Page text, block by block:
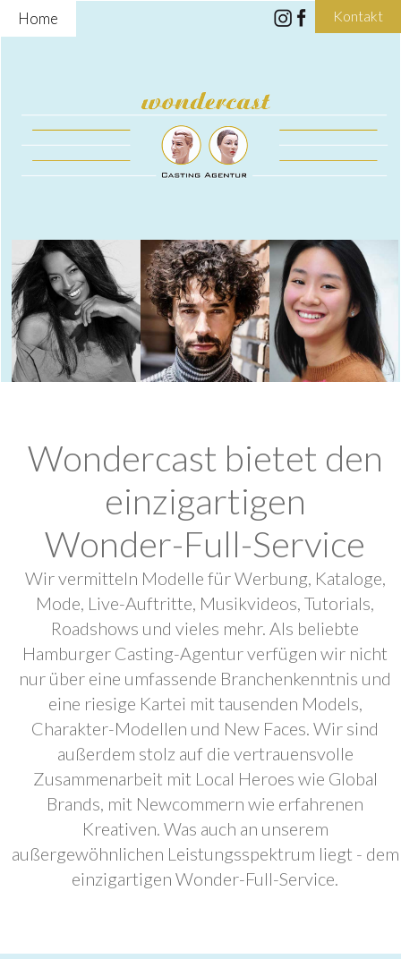
Home Kontakt
Wondercast bietet den
einzigartigen
Wonder-Full-Service
Wir vermitteln Modelle für Werbung, Kataloge,
Mode, Live-Auftritte, Musikvideos, Tutorials,
Roadshows und vieles mehr. Als beliebte
Hamburger Casting-Agentur verfügen wir nicht
nur über eine umfassende Branchenkenntnis und
eine riesige Kartei mit tausenden Models,
Charakter-Modellen und New Faces. Wir sind
außerdem stolz auf die vertrauensvolle
Zusammenarbeit mit Local Heroes wie Global
Brands, mit Newcommern wie erfahrenen
Kreativen. Was auch an unserem
außergewöhnlichen Leistungsspektrum liegt - dem
einzigartigen Wonder-Full-Service.